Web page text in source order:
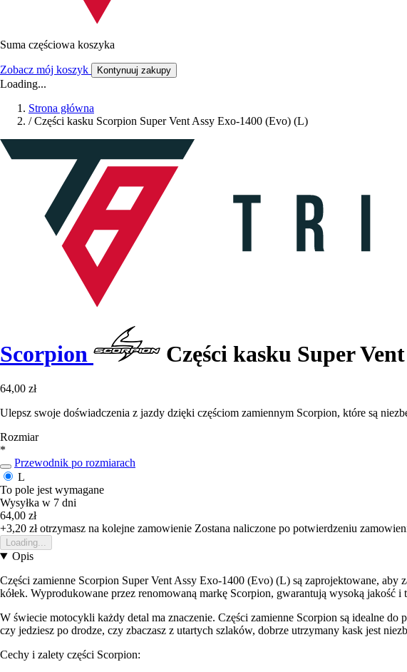
Suma częściowa koszyka
Zobacz mój koszyk Kontynuuj zakupy
Loading...
Strona główna
/ Części kasku Scorpion Super Vent Assy Exo-1400 (Evo) (L)
Scorpion Części kasku Super
64,00 zł
Ulepsz swoje doświadczenia z jazdy dzięki częściom zamiennym Scorpion, które są
Rozmiar
*
Przewodnik po rozmiarach
L
To pole jest wymagane
Wysyłka w 7 dni
64,00 zł
+3,20 złotrzymasz na kolejne zamowienie Zostana naliczone po potwierdzeniu
Loading...
Opis
Części zamienne Scorpion Super Vent Assy Exo-1400 (Evo) (L) są zaprojektowane,
kółek. Wyprodukowane przez renomowaną markę Scorpion, gwarantują wysoką jakość
W świecie motocykli każdy detal ma znaczenie. Części zamienne Scorpion są idealne
czy jedziesz po drodze, czy zbaczasz z utartych szlaków, dobrze utrzymany kask jest
Cechy i zalety części Scorpion: